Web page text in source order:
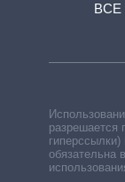
разрешается
обязательна